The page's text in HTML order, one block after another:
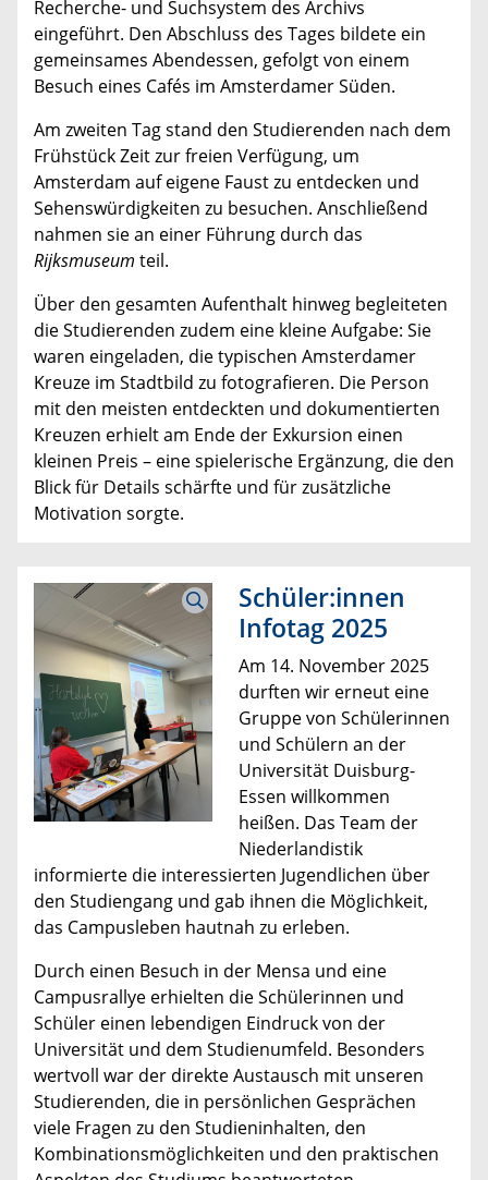
Recherche- und Suchsystem des Archivs
eingeführt. Den Abschluss des Tages bildete ein
gemeinsames Abendessen, gefolgt von einem
Besuch eines Cafés im Amsterdamer Süden.
Am zweiten Tag stand den Studierenden nach dem
Frühstück Zeit zur freien Verfügung, um
Amsterdam auf eigene Faust zu entdecken und
Sehenswürdigkeiten zu besuchen. Anschließend
nahmen sie an einer Führung durch das
Rijksmuseum teil.
Über den gesamten Aufenthalt hinweg begleiteten
die Studierenden zudem eine kleine Aufgabe: Sie
waren eingeladen, die typischen Amsterdamer
Kreuze im Stadtbild zu fotografieren. Die Person
mit den meisten entdeckten und dokumentierten
Kreuzen erhielt am Ende der Exkursion einen
kleinen Preis – eine spielerische Ergänzung, die den
Blick für Details schärfte und für zusätzliche
Motivation sorgte.
Schüler:innen
Infotag 2025
Am 14. November 2025
durften wir erneut eine
Gruppe von Schülerinnen
und Schülern an der
Universität Duisburg-
Essen willkommen
heißen. Das Team der
Niederlandistik
informierte die interessierten Jugendlichen über
den Studiengang und gab ihnen die Möglichkeit,
das Campusleben hautnah zu erleben.
Durch einen Besuch in der Mensa und eine
Campusrallye erhielten die Schülerinnen und
Schüler einen lebendigen Eindruck von der
Universität und dem Studienumfeld. Besonders
wertvoll war der direkte Austausch mit unseren
Studierenden, die in persönlichen Gesprächen
viele Fragen zu den Studieninhalten, den
Kombinationsmöglichkeiten und den praktischen